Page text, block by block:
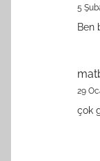
5
Ben
29
çok